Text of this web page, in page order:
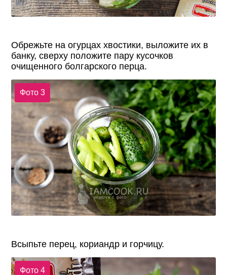
Обрежьте на огурцах хвостики, выложите их в
банку, сверху положите пару кусочков
очищенного болгарского перца.
Фото 3
Всыпьте перец, кориандр и горчицу.
Фото 4